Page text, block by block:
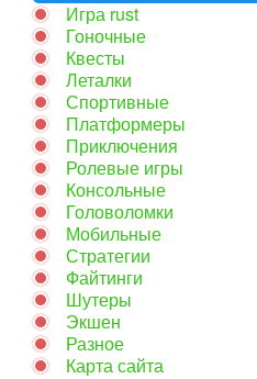
Игра rust
Гоночные
Квесты
Леталки
Спортивные
Платформеры
Приключения
Ролевые игры
Консольные
Головоломки
Мобильные
Стратегии
Файтинги
Шутеры
Экшен
Разное
Карта сайта